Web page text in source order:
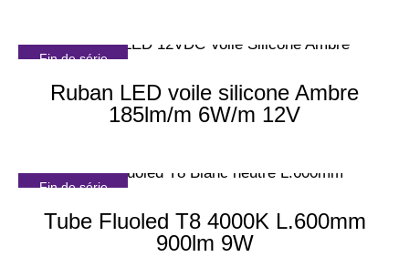
Fin de série
Ruban LED voile silicone Ambre
185lm/m 6W/m 12V
Fin de série
Tube Fluoled T8 4000K L.600mm
900lm 9W